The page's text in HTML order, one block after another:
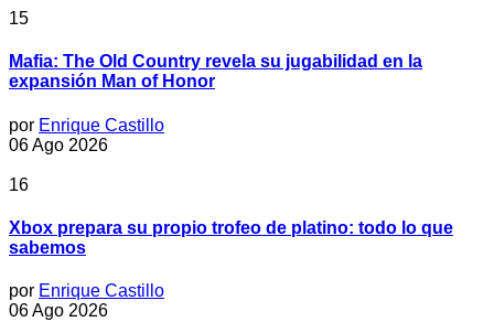
15
Mafia: The Old Country revela su jugabilidad en la
expansión Man of Honor
por Enrique Castillo
06 Ago 2026
16
Xbox prepara su propio trofeo de platino: todo lo que
sabemos
por Enrique Castillo
06 Ago 2026